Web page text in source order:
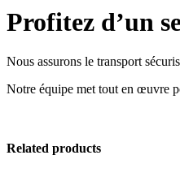
Profitez d’un
Nous assurons le transport
Notre équipe met tout en œuvre
Related products